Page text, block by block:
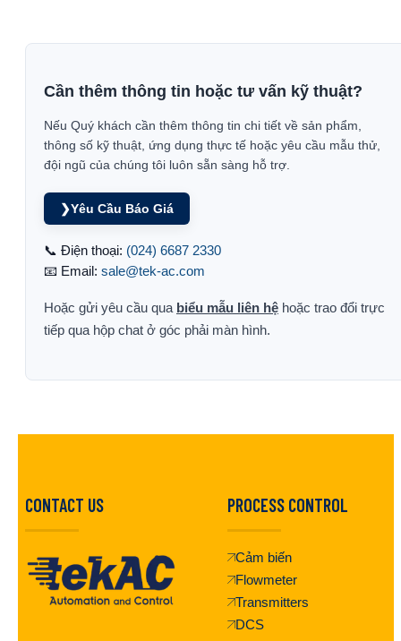
Cần thêm thông tin hoặc tư vấn kỹ thuật?
Nếu Quý khách cần thêm thông tin chi tiết về sản phẩm,
thông số kỹ thuật, ứng dụng thực tế hoặc yêu cầu mẫu thử,
đội ngũ của chúng tôi luôn sẵn sàng hỗ trợ.
❯Yêu Cầu Báo Giá
📞 Điện thoại: (024) 6687 2330
📧 Email: sale@tek-ac.com
Hoặc gửi yêu cầu qua biểu mẫu liên hệ hoặc trao đổi trực
tiếp qua hộp chat ở góc phải màn hình.
CONTACT US PROCESS CONTROL
Cảm biến
Flowmeter
Transmitters
DCS